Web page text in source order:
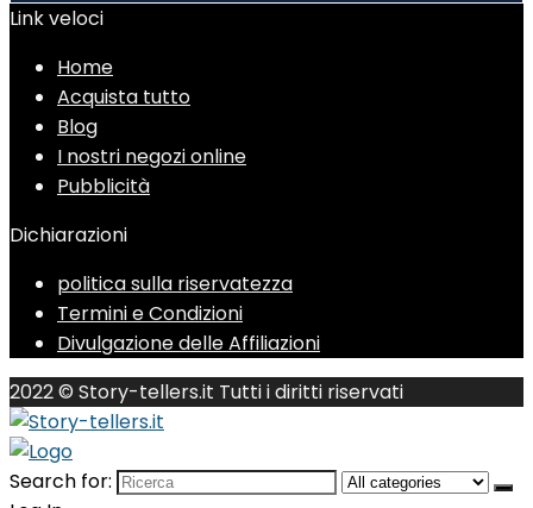
Link veloci
Home
Acquista tutto
Blog
I nostri negozi online
Pubblicità
Dichiarazioni
politica sulla riservatezza
Termini e Condizioni
Divulgazione delle Affiliazioni
2022 © Story-tellers.it Tutti i diritti riservati
Search for: